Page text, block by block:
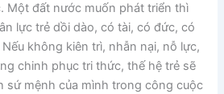
Một đất nước muốn phát triển thì
lực trẻ dồi dào, có tài, có đức, có
không kiên trì, nhẫn nại, nỗ lực,
chinh phục tri thức, thế hệ trẻ sẽ
sứ mệnh của mình trong công cuộc